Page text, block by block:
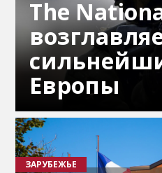
The
Европы
ЗАРУБЕЖЬЕ